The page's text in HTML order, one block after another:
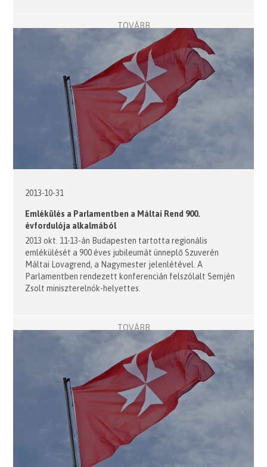
TOVÁBB
2013-10-31
Emlékülés a Parlamentben a Máltai Rend 900.
évfordulója alkalmából
2013 okt. 11-13-án Budapesten tartotta regionális
emlékülését a 900 éves jubileumát ünneplő Szuverén
Máltai Lovagrend, a Nagymester jelenlétével. A
Parlamentben rendezett konferencián felszólalt Semjén
Zsolt miniszterelnök-helyettes.
TOVÁBB